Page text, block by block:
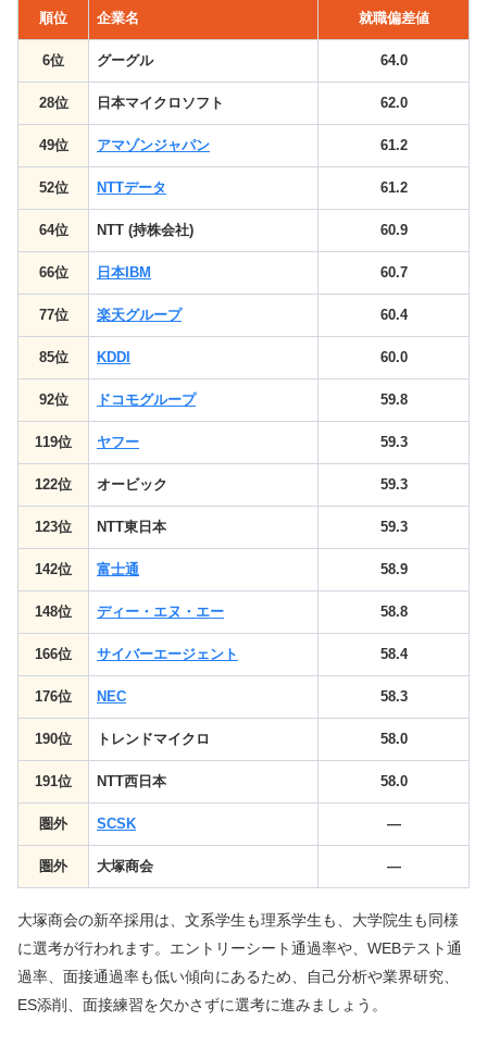
順位 企業名 就職偏差値
6位 グーグル 64.0
28位 日本マイクロソフト 62.0
49位 アマゾンジャパン 61.2
52位 NTTデータ 61.2
64位 NTT (持株会社) 60.9
66位 日本IBM 60.7
77位 楽天グループ 60.4
85位 KDDI 60.0
92位 ドコモグループ 59.8
119位 ヤフー 59.3
122位 オービック 59.3
123位 NTT東日本 59.3
142位 富士通 58.9
148位 ディー・エヌ・エー 58.8
166位 サイバーエージェント 58.4
176位 NEC 58.3
190位 トレンドマイクロ 58.0
191位 NTT西日本 58.0
圏外 SCSK —
圏外 大塚商会 —
大塚商会の新卒採用は、文系学生も理系学生も、大学院生も同様
に選考が行われます。エントリーシート通過率や、WEBテスト通
過率、面接通過率も低い傾向にあるため、自己分析や業界研究、
ES添削、面接練習を欠かさずに選考に進みましょう。